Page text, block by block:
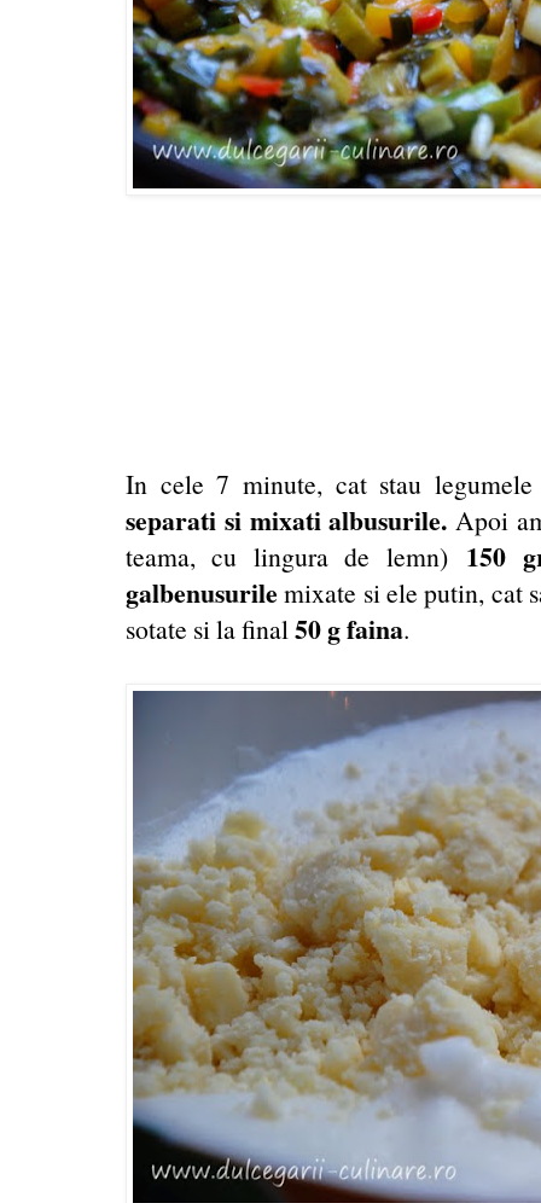
In cele 7 minute, cat stau
separati si mixati albusurile.Apoi
teama, cu lingura de lemn) 150
galbenusurile mixate si ele putin, cat
sotate si la final 50 g faina.